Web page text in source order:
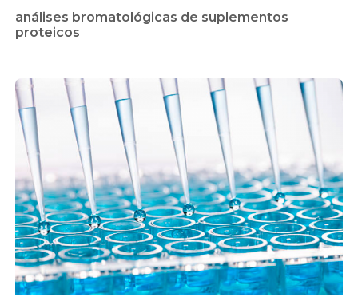
análises bromatológicas de suplementos
proteicos